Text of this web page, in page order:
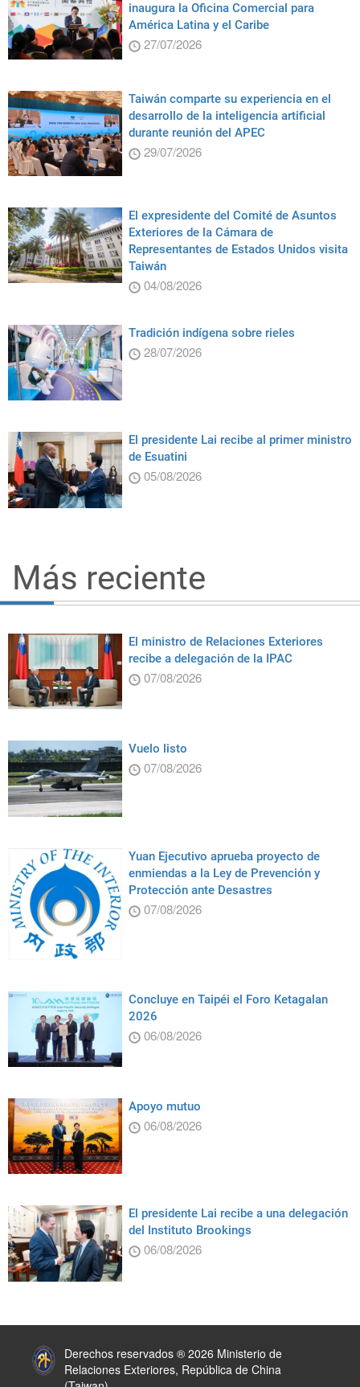
inaugura la Oficina Comercial para
América Latina y el Caribe
27/07/2026
Taiwán comparte su experiencia en el
desarrollo de la inteligencia artificial
durante reunión del APEC
29/07/2026
El expresidente del Comité de Asuntos
Exteriores de la Cámara de
Representantes de Estados Unidos visita
Taiwán
04/08/2026
Tradición indígena sobre rieles
28/07/2026
El presidente Lai recibe al primer ministro
de Esuatini
05/08/2026
Más reciente
El ministro de Relaciones Exteriores
recibe a delegación de la IPAC
07/08/2026
Vuelo listo
07/08/2026
Yuan Ejecutivo aprueba proyecto de
enmiendas a la Ley de Prevención y
Protección ante Desastres
07/08/2026
Concluye en Taipéi el Foro Ketagalan
2026
06/08/2026
Apoyo mutuo
06/08/2026
El presidente Lai recibe a una delegación
del Instituto Brookings
06/08/2026
Derechos reservados ® 2026 Ministerio de
Relaciones Exteriores, República de China